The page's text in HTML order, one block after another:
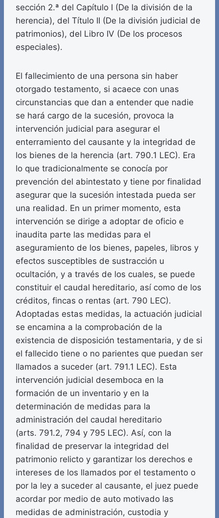
sección 2.ª del Capítulo I (De la división de la
herencia), del Título II (De la división judicial de
patrimonios), del Libro IV (De los procesos
especiales).
El fallecimiento de una persona sin haber
otorgado testamento, si acaece con unas
circunstancias que dan a entender que nadie
se hará cargo de la sucesión, provoca la
intervención judicial para asegurar el
enterramiento del causante y la integridad de
los bienes de la herencia (art. 790.1 LEC). Era
lo que tradicionalmente se conocía por
prevención del abintestato y tiene por finalidad
asegurar que la sucesión intestada pueda ser
una realidad. En un primer momento, esta
intervención se dirige a adoptar de oficio e
inaudita parte las medidas para el
aseguramiento de los bienes, papeles, libros y
efectos susceptibles de sustracción u
ocultación, y a través de los cuales, se puede
constituir el caudal hereditario, así como de los
créditos, fincas o rentas (art. 790 LEC).
Adoptadas estas medidas, la actuación judicial
se encamina a la comprobación de la
existencia de disposición testamentaria, y de si
el fallecido tiene o no parientes que puedan ser
llamados a suceder (art. 791.1 LEC). Esta
intervención judicial desemboca en la
formación de un inventario y en la
determinación de medidas para la
administración del caudal hereditario
(arts. 791.2, 794 y 795 LEC). Así, con la
finalidad de preservar la integridad del
patrimonio relicto y garantizar los derechos e
intereses de los llamados por el testamento o
por la ley a suceder al causante, el juez puede
acordar por medio de auto motivado las
medidas de administración, custodia y